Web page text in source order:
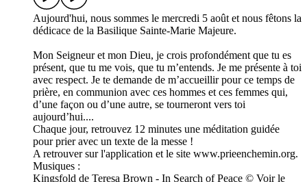
Aujourd'hui, nous sommes le mercredi 5 août et nous fêtons la
dédicace de la Basilique Sainte-Marie Majeure.
Mon Seigneur et mon Dieu, je crois profondément que tu es
présent, que tu me vois, que tu m’entends. Je me présente à toi
avec respect. Je te demande de m’accueillir pour ce temps de
prière, en communion avec ces hommes et ces femmes qui,
d’une façon ou d’une autre, se tourneront vers toi
aujourd’hui....
Chaque jour, retrouvez 12 minutes une méditation guidée
pour prier avec un texte de la messe !
A retrouver sur l'application et le site www.prieenchemin.org.
Musiques :
Kingsfold de Teresa Brown - In Search of Peace © Voir le